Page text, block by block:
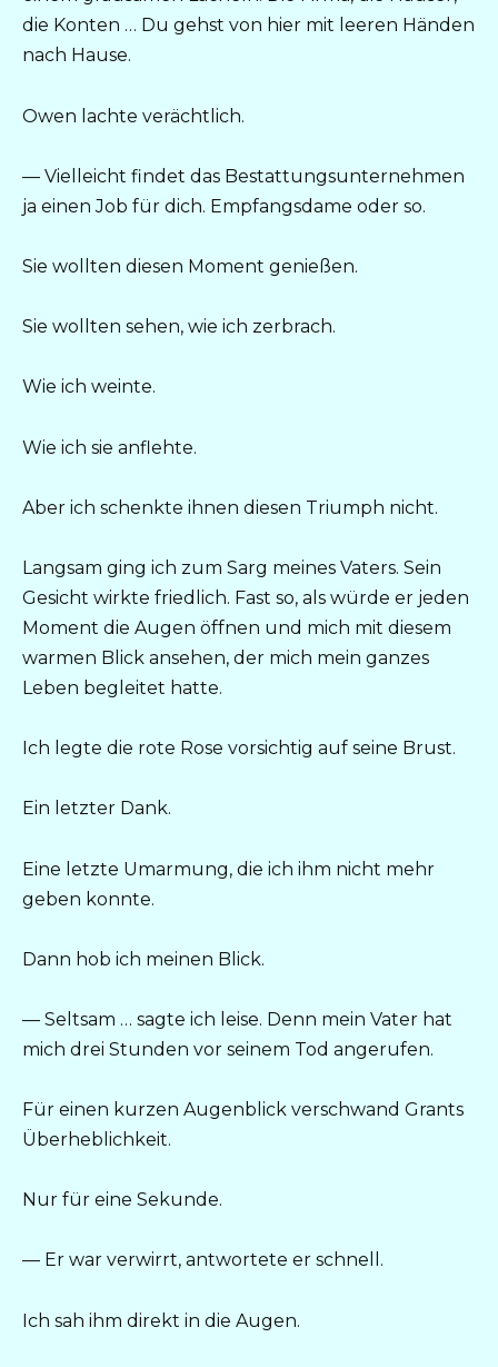
die Konten … Du gehst von hier mit leeren Händen
nach Hause.
Owen lachte verächtlich.
— Vielleicht findet das Bestattungsunternehmen
ja einen Job für dich. Empfangsdame oder so.
Sie wollten diesen Moment genießen.
Sie wollten sehen, wie ich zerbrach.
Wie ich weinte.
Wie ich sie anflehte.
Aber ich schenkte ihnen diesen Triumph nicht.
Langsam ging ich zum Sarg meines Vaters. Sein
Gesicht wirkte friedlich. Fast so, als würde er jeden
Moment die Augen öffnen und mich mit diesem
warmen Blick ansehen, der mich mein ganzes
Leben begleitet hatte.
Ich legte die rote Rose vorsichtig auf seine Brust.
Ein letzter Dank.
Eine letzte Umarmung, die ich ihm nicht mehr
geben konnte.
Dann hob ich meinen Blick.
— Seltsam … sagte ich leise. Denn mein Vater hat
mich drei Stunden vor seinem Tod angerufen.
Für einen kurzen Augenblick verschwand Grants
Überheblichkeit.
Nur für eine Sekunde.
— Er war verwirrt, antwortete er schnell.
Ich sah ihm direkt in die Augen.